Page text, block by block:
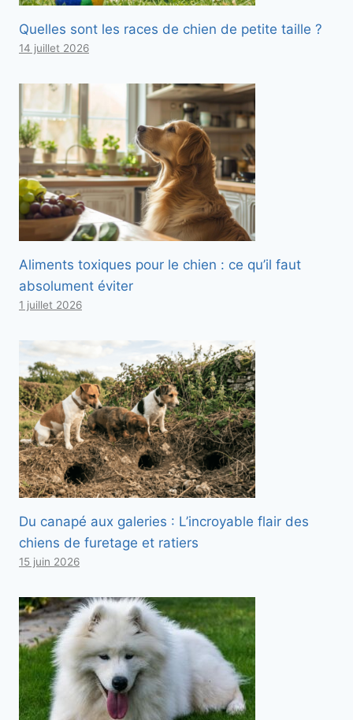
Quelles sont les races de chien de petite taille ?
14 juillet 2026
Aliments toxiques pour le chien : ce qu’il faut
absolument éviter
1 juillet 2026
Du canapé aux galeries : L’incroyable flair des
chiens de furetage et ratiers
15 juin 2026